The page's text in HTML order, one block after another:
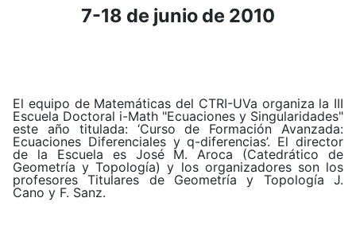
7-18 de junio de 2010
El equipo de Matemáticas del CTRI-UVa organiza la III
Escuela Doctoral i-Math "Ecuaciones y Singularidades"
este año titulada: ‘Curso de Formación Avanzada:
Ecuaciones Diferenciales y q-diferencias’. El director
de la Escuela es José M. Aroca (Catedrático de
Geometría y Topología) y los organizadores son los
profesores Titulares de Geometría y Topología J.
Cano y F. Sanz.